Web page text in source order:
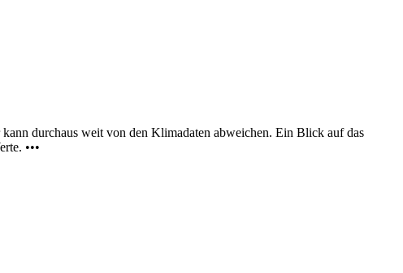
kann durchaus weit von den Klimadaten abweichen. Ein Blick auf das
•••